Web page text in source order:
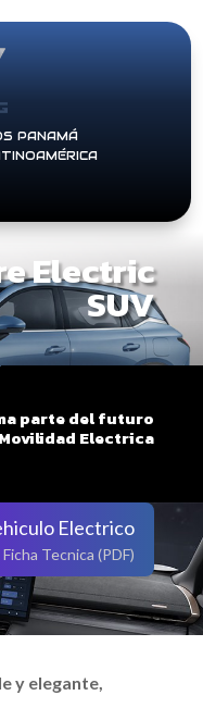
PANAMÁ
Electric
SUV
parte del futuro
Electrica
Electrico
Tecnica (PDF)
y elegante,